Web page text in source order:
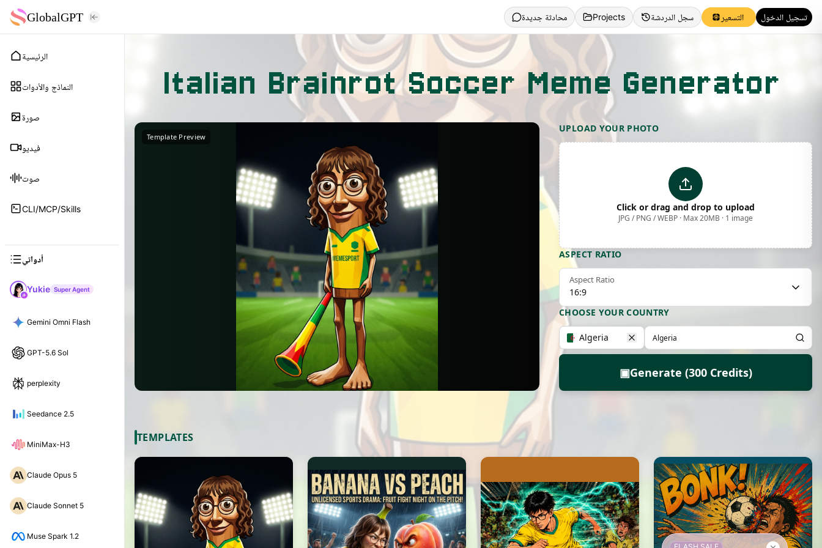
GlobalGPT
الرئيسية
النماذج والأدوات
صورة
فيديو
صوت
CLI/MCP/Skills
أدواتي
Yukie Super Agent
Gemini Omni Flash
GPT-5.6 Sol
perplexity
Seedance 2.5
MiniMax-H3
Claude Opus 5
Claude Sonnet 5
Muse Spark 1.2
محادثة جديدة Projects سجل الدردشة التسعير تسجيل الدخول
Italian Brainrot Soccer Meme Generator
Template Preview
UPLOAD YOUR PHOTO
Click or drag and drop to upload
JPG / PNG / WEBP · Max 20MB · 1 image
ASPECT RATIO
Aspect Ratio
16:9
CHOOSE YOUR COUNTRY
Algeria
▣Generate (300 Credits)
TEMPLATES